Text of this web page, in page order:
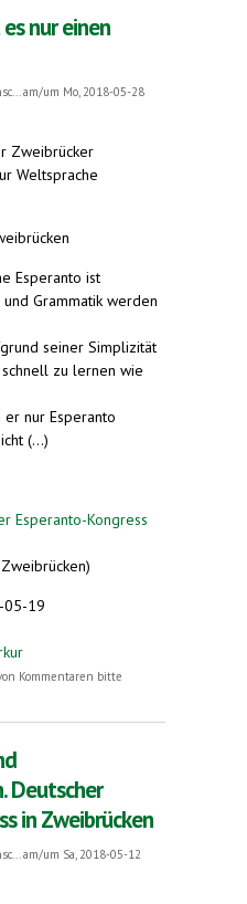
nur einen
am/um Mo, 2018-05-28
Zweibrücker
Weltsprache
Esperanto ist
Grammatik werden
seiner Simplizität
zu lernen wie
nur Esperanto
(...)
Esperanto-Kongress
05-19
es nur einen kleinen
Kommentaren bitte
Deutscher
in Zweibrücken
am/um Sa, 2018-05-12